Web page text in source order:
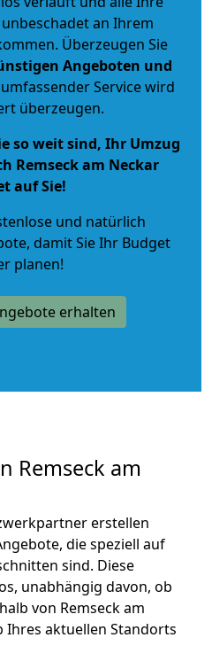
an Ihrem
Überzeugen Sie
Angeboten und
Service wird
überzeugen.
so weit sind, Ihr Umzug
Remseck am Neckar
auf Sie!
und natürlich
, damit Sie Ihr Budget
planen!
erhalten
Remseck am
erstellen
die speziell auf
sind. Diese
unabhängig davon, ob
von Remseck am
Ihres aktuellen Standorts